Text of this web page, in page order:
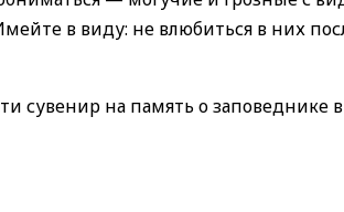
в виду: не влюбиться в них
сувенир на память о заповеднике в